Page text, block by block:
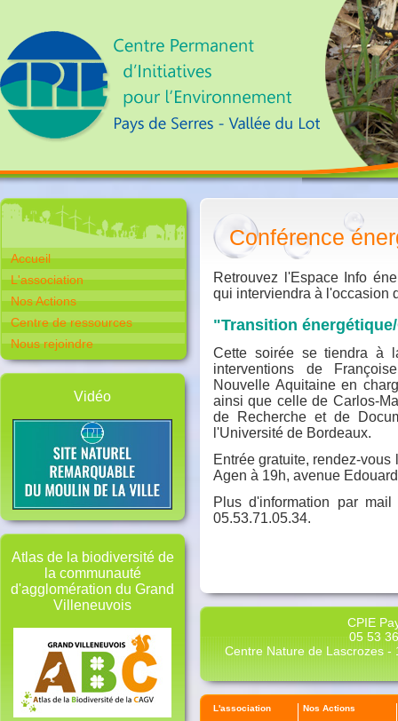
Accueil
L'association
Nos Actions
Centre de ressources
Nous rejoindre
Vidéo
Atlas de la biodiversité de
la communauté
d'agglomération du Grand
Villeneuvois
Conférence
Retrouvez l'Espace Info
qui interviendra à l'occasion
"Transition
Cette soirée se tiendra à
interventions de
Nouvelle Aquitaine en
ainsi que celle de Carlos-
de Recherche et de
l'Université de Bordeaux.
Entrée gratuite, rendez-
Agen à 19h, avenue
Plus d'information par
05.53.71.05.34.
CPIE
05 53
Centre Nature de Lascrozes -
L'association
Nos Actions